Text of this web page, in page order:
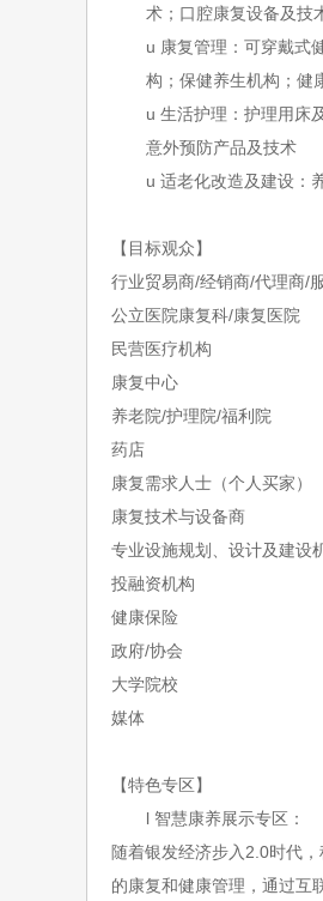
术；口腔康复设备及技
u 康复管理：可穿戴式
构；保健养生机构；健
u 生活护理：护理用床
意外预防产品及技术
u 适老化改造及建设：
【目标观众】
行业贸易商/经销商/代理商/
公立医院康复科/康复医院
民营医疗机构
康复中心
养老院/护理院/福利院
药店
康复需求人士（个人买家）
康复技术与设备商
专业设施规划、设计及建设
投融资机构
健康保险
政府/协会
大学院校
媒体
【特色专区】
l 智慧康养展示专区：
随着银发经济步入2.0时代
的康复和健康管理，通过互